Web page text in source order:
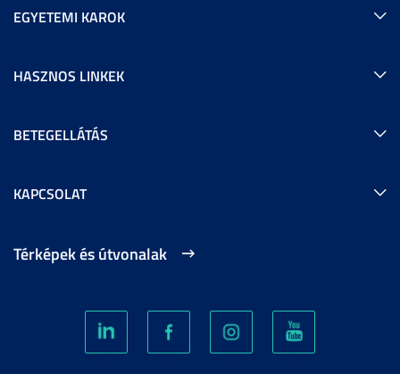
EGYETEMI KAROK
HASZNOS LINKEK
BETEGELLÁTÁS
KAPCSOLAT
Térképek és útvonalak